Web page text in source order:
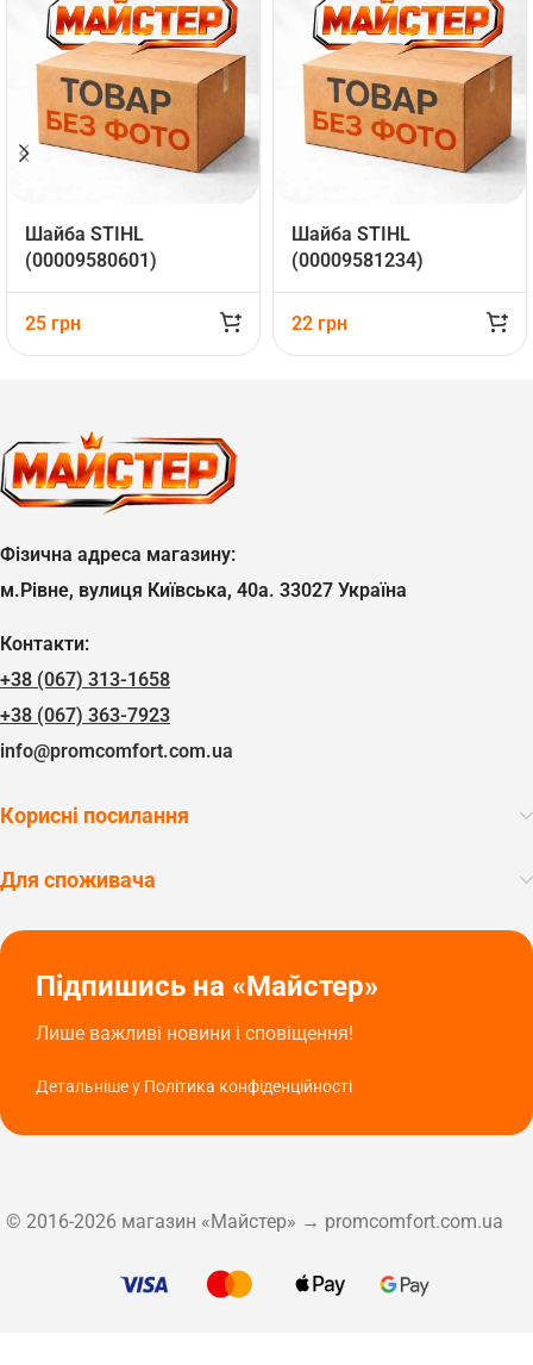
Шайба STIHL
(00009580601)
25 грн
Шайба STIHL
(00009581234)
22 грн
Фізична адреса магазину:
м.Рівне, вулиця Київська, 40а. 33027 Україна
Контакти:
+38 (067) 313-1658
+38 (067) 363-7923
info@promcomfort.com.ua
Корисні посилання
Для споживача
Підпишись на «Майстер»
Лише важливі новини і сповіщення!
Детальніше у Політика конфіденційності
© 2016-2026 магазин «Майстер» → promcomfort.com.ua